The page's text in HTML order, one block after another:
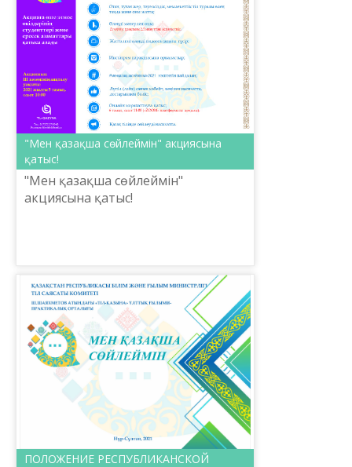
"Мен қазақша сөйлеймін" акциясына
қатыс!
"Мен қазақша сөйлеймін"
акциясына қатыс!
ПОЛОЖЕНИЕ РЕСПУБЛИКАНСКОЙ